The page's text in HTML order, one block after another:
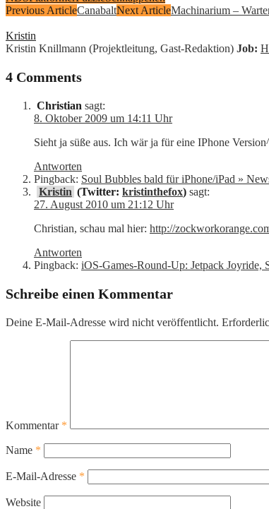
Previous ArticleCanabaltNext ArticleMachinarium –
Kristin
Kristin Knillmann (Projektleitung, Gast-Redaktion) Job:
4 Comments
Christian sagt:
8. Oktober 2009 um 14:11 Uhr
Sieht ja süße aus. Ich wär ja für eine IPhone
Antworten
Pingback: Soul Bubbles bald für iPhone/iPad »
Kristin (Twitter: kristinthefox) sagt:
27. August 2010 um 21:12 Uhr
Christian, schau mal hier: http://
Antworten
Pingback: iOS-Games-Round-Up: Jetpack
Schreibe einen Kommentar
Deine E-Mail-Adresse wird nicht veröffentlicht.
Kommentar *
Name *
E-Mail-Adresse *
Website